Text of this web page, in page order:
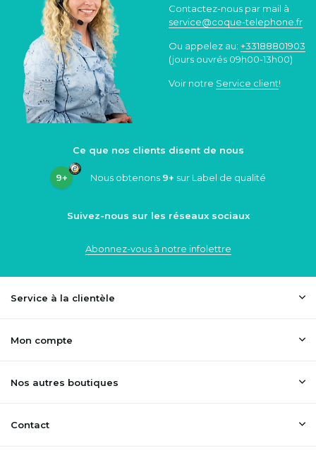
Contactez-nous par mail à
service@coque-telephone.fr
Ou appelez au: +33188801903
(jours ouvrés 09h00-13h00)
Voir notre Service client!
Ce que nos clients disent de nous
9+ Nous obtenons 9+ sur Label de qualité
Suivez-nous sur les réseaux sociaux
Abonnez-vous à notre infolettre
Service à la clientèle
Mon compte
Nos autres boutiques
Contact